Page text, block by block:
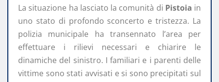
La situazione ha lasciato la comunità di Pistoia in
uno stato di profondo sconcerto e tristezza. La
polizia municipale ha transennato l’area per
effettuare i rilievi necessari e chiarire le
dinamiche del sinistro. I familiari e i parenti delle
vittime sono stati avvisati e si sono precipitati sul